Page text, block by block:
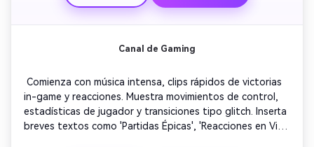
resplandeciendo, mostrando confianza y autoridad.
Canal de Gaming
Comienza con música intensa, clips rápidos de victorias
in-game y reacciones. Muestra movimientos de control,
estadísticas de jugador y transiciones tipo glitch. Inserta
breves textos como 'Partidas Épicas', 'Reacciones en Vivo'